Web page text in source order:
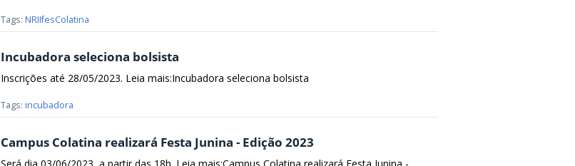
Tags:NRIIfesColatina
Incubadora seleciona bolsista
Inscrições até 28/05/2023. Leia mais:Incubadora seleciona bolsista
Tags:incubadora
Campus Colatina realizará Festa Junina - Edição 2023